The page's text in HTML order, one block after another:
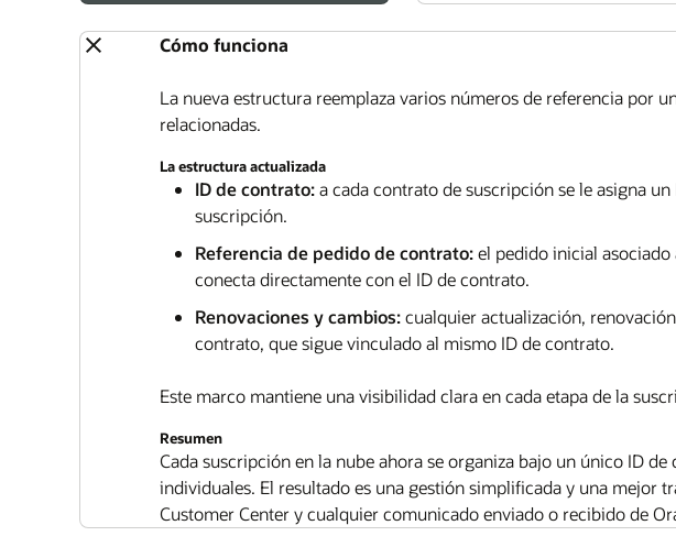
Cómo funciona
La nueva estructura reemplaza varios números de referencia por
relacionadas.
La estructura actualizada
ID de contrato:a cada contrato de suscripción se le asigna
suscripción.
Referencia de pedido de contrato:el pedido inicial
conecta directamente con el ID de contrato.
Renovaciones y cambios:cualquier actualización,
contrato, que sigue vinculado al mismo ID de contrato.
Este marco mantiene una visibilidad clara en cada etapa de la
Resumen
Cada suscripción en la nube ahora se organiza bajo un único ID
individuales. El resultado es una gestión simplificada y una mejor
Customer Center y cualquier comunicado enviado o recibido de